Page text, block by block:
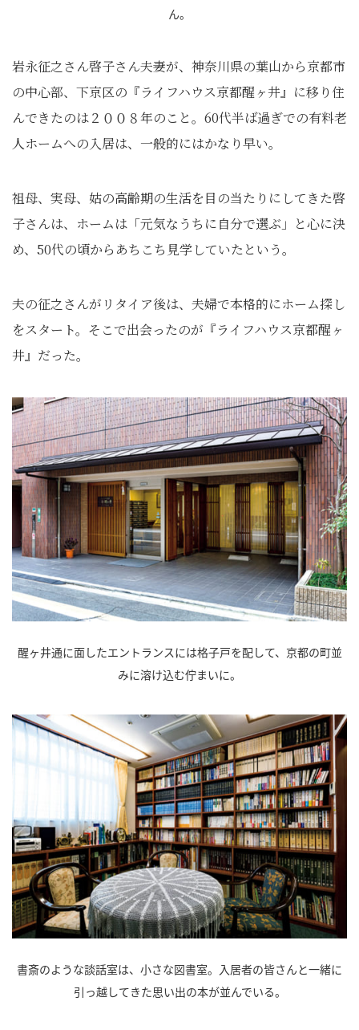
ん。
岩永征之さん啓子さん夫妻が、神奈川県の葉山から京都市
の中心部、下京区の『ライフハウス京都醒ヶ井』に移り住
んできたのは２００８年のこと。60代半ば過ぎでの有料老
人ホームへの入居は、一般的にはかなり早い。
祖母、実母、姑の高齢期の生活を目の当たりにしてきた啓
子さんは、ホームは「元気なうちに自分で選ぶ」と心に決
め、50代の頃からあちこち見学していたという。
夫の征之さんがリタイア後は、夫婦で本格的にホーム探し
をスタート。そこで出会ったのが『ライフハウス京都醒ヶ
井』だった。
醒ヶ井通に面したエントランスには格子戸を配して、京都の町並
みに溶け込む佇まいに。
書斎のような談話室は、小さな図書室。入居者の皆さんと一緒に
引っ越してきた思い出の本が並んでいる。